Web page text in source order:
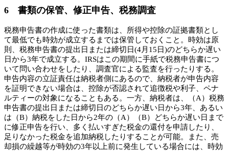
6 書類の保管、修正申告、税務調査
税務申告書の作成に使った書類は、所得や控除の証拠書類とし
て最低でも時効が成立するまでは保管しておくこと。時効は原
則、税務申告書の提出日または締切日(4月15日)のどちらか遅い
日から3年で成立する。IRSはこの期間に手紙で税務申告書につ
いて問い合わせをしたり、調査官による監査を行ったりする。
申告内容の立証責任は納税者側にあるので、納税者が申告内容
を証明できない場合は、控除が否認されて追徴税や利子、ペナ
ルティーの対象になることもある。一方、納税者は、（A）税務
申告書の提出日または締切日のどちらか遅い日から3年、あるい
は（B）納税をした日から2年の（A）（B）どちらか遅い日まで
に修正申告を行い、多く払いすぎた税金の還付を申請したり、
足りなかった税金を追加納税したりすることが可能。また、売
却損の繰越等が時効の3年以上前に発生している場合には、時効